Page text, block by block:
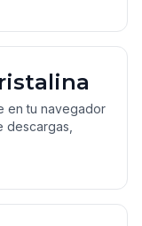
en tu navegador
descargas,